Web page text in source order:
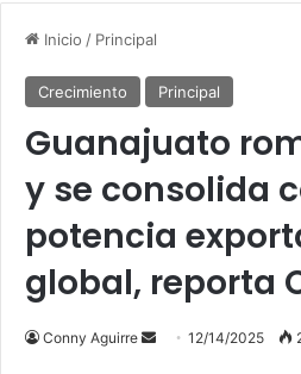
Inicio / Principal
Crecimiento Principal
Guanajuato
y se consolida
potencia
global, reporta
Conny Aguirre
Send12/14/2025